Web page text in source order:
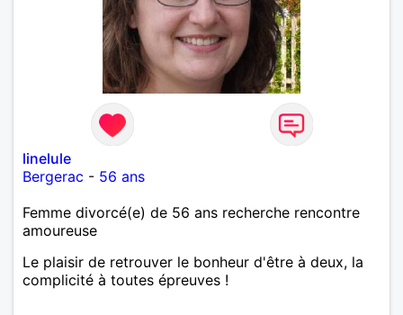
linelule
Bergerac - 56 ans
Femme divorcé(e) de 56 ans recherche rencontre
amoureuse
Le plaisir de retrouver le bonheur d'être à deux, la
complicité à toutes épreuves !